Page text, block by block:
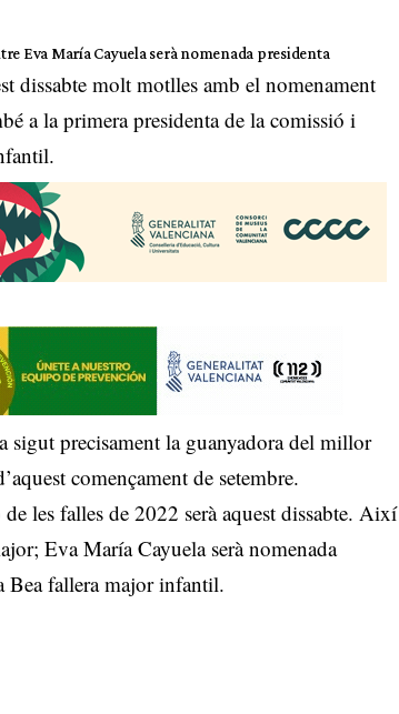
Eva María Cayuela serà nomenada presidenta
dissabte molt motlles amb el nomenament
a la primera presidenta de la comissió i
sigut precisament la guanyadora del millor
començament de setembre.
les falles de 2022 serà aquest dissabte. Així
Eva María Cayuela serà nomenada
Bea fallera major infantil.